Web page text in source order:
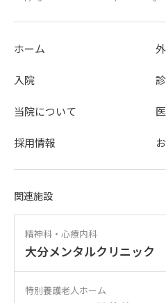
ホーム
入院
当院について
採用情報
関連施設
精神科・心療内科
大分メンタルクリニック
特別養護老人ホーム